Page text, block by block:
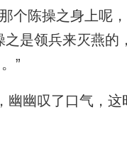
陈操之身上呢，
是领兵来灭燕的
”
幽叹了口气，这